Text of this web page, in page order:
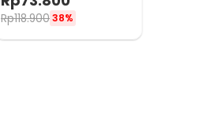
M3
Rp118.90038%